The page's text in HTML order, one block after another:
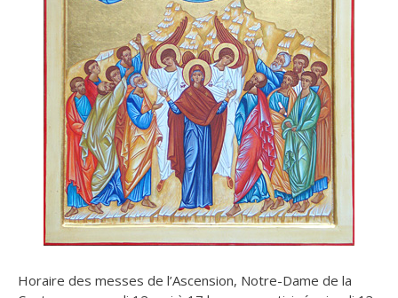
Horaire des messes de l’Ascension, Notre-Dame de la